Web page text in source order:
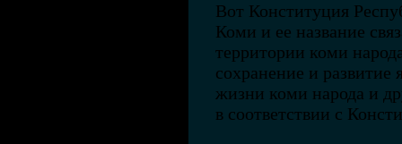
Вот Конституция
Коми и ее название
территории коми
сохранение и развитие
жизни коми народа и
в соответствии с